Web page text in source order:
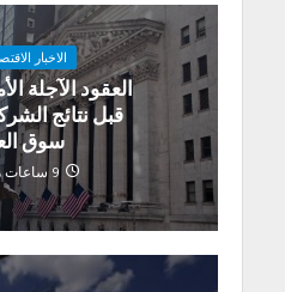
الاخبار
العقود الآجلة
قبل نتائج
سوق
9 ساعات مضى